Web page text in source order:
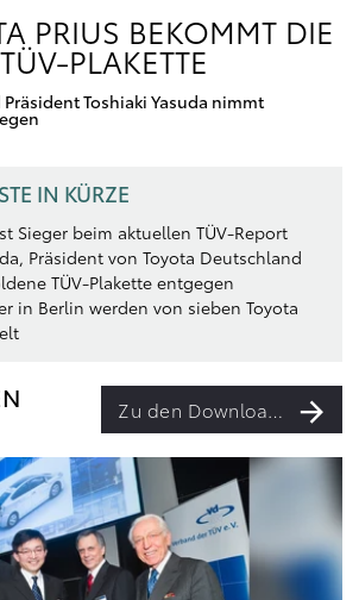
PRIUS BEKOMMT DIE
PLAKETTE
Toshiaki Yasuda nimmt
IN KÜRZE
Sieger beim aktuellen TÜV-Report
Präsident von Toyota Deutschland
TÜV-Plakette entgegen
in Berlin werden von sieben Toyota
Zu den Downloads